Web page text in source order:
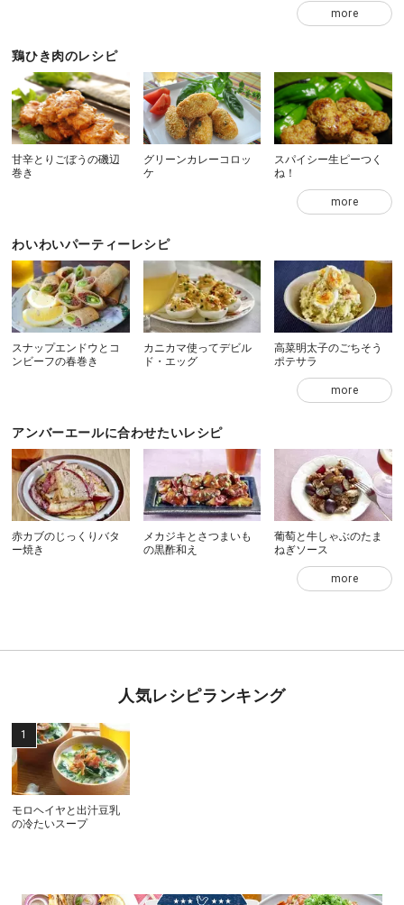
more
鶏ひき肉のレシピ
甘辛とりごぼうの磯辺
巻き
グリーンカレーコロッ
ケ
スパイシー生ピーつく
ね！
more
わいわいパーティーレシピ
スナップエンドウとコ
ンビーフの春巻き
カニカマ使ってデビル
ド・エッグ
高菜明太子のごちそう
ポテサラ
more
アンバーエールに合わせたいレシピ
赤カブのじっくりバタ
ー焼き
メカジキとさつまいも
の黒酢和え
葡萄と牛しゃぶのたま
ねぎソース
more
人気レシピランキング
モロヘイヤと出汁豆乳
の冷たいスープ